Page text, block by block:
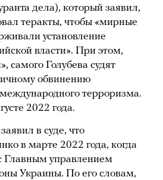
дела), который заявил,
теракты, чтобы «мирные
установление
власти». При этом,
самого Голубева судят
обвинению
международного терроризма.
2022 года.
в суде, что
в марте 2022 года, когда
Главным управлением
Украины. По его словам,